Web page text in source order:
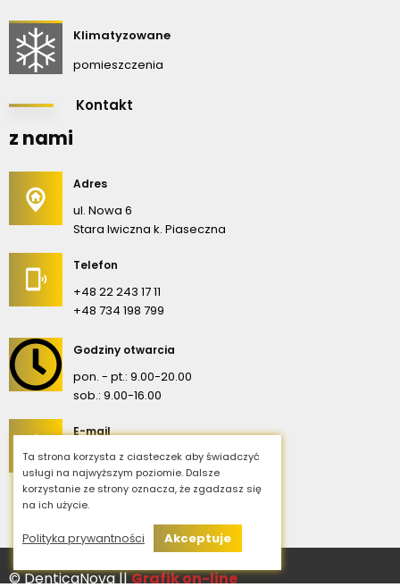
Klimatyzowane
pomieszczenia
Kontakt
z nami
Adres
ul. Nowa 6
Stara Iwiczna k. Piaseczna
Telefon
+48 22 243 17 11
+48 734 198 799
Godziny otwarcia
pon. - pt.: 9.00-20.00
sob.: 9.00-16.00
E-mail
denticanova@denticanova.pl
© DenticaNova ||Grafik on-line
Ta strona korzysta z ciasteczek aby świadczyć
usługi na najwyższym poziomie. Dalsze
korzystanie ze strony oznacza, że zgadzasz się
na ich użycie.
Polityka prywantności Akceptuje